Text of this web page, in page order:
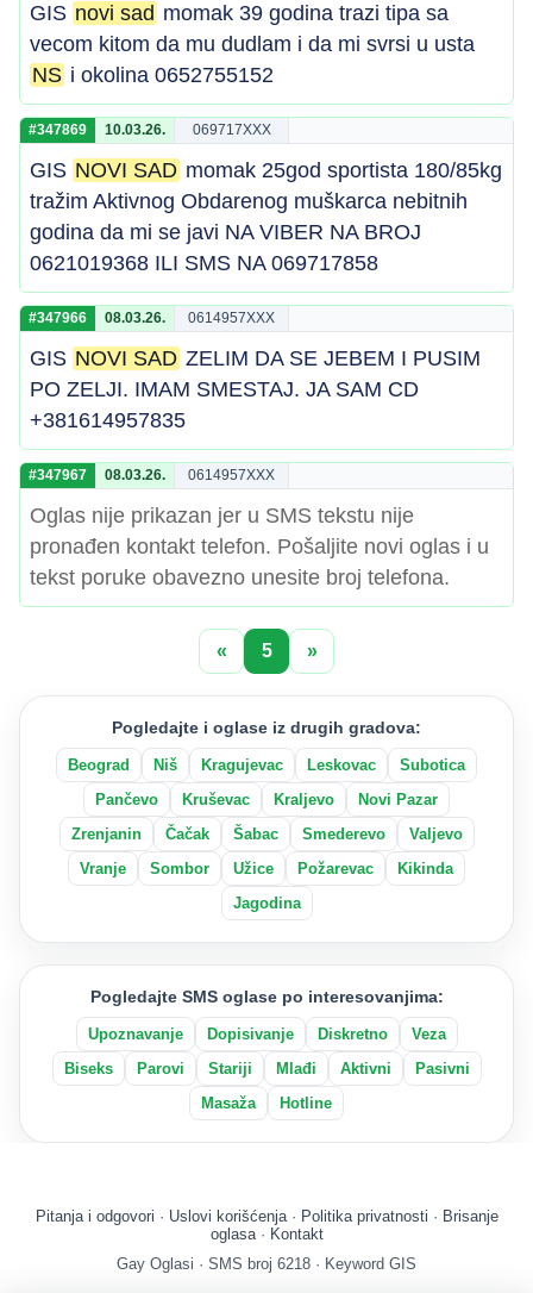
GIS novi sad momak 39 godina trazi tipa sa
vecom kitom da mu dudlam i da mi svrsi u usta
NS i okolina 0652755152
#347869 10.03.26. 069717XXX
GIS NOVI SAD momak 25god sportista 180/85kg
tražim Aktivnog Obdarenog muškarca nebitnih
godina da mi se javi NA VIBER NA BROJ
0621019368 ILI SMS NA 069717858
#347966 08.03.26. 0614957XXX
GIS NOVI SAD ZELIM DA SE JEBEM I PUSIM
PO ZELJI. IMAM SMESTAJ. JA SAM CD
+381614957835
#347967 08.03.26. 0614957XXX
Oglas nije prikazan jer u SMS tekstu nije
pronađen kontakt telefon. Pošaljite novi oglas i u
tekst poruke obavezno unesite broj telefona.
« 5 »
Pogledajte i oglase iz drugih gradova:
Beograd Niš Kragujevac Leskovac
Subotica
Pančevo
Kruševac Kraljevo
Novi Pazar
Zrenjanin
Čačak Šabac Smederevo
Valjevo
Vranje
Sombor Užice Požarevac
Kikinda
Jagodina
Pogledajte SMS oglase po interesovanjima:
Upoznavanje Dopisivanje Diskretno
Veza
Biseks
Parovi Stariji Mlađi Aktivni
Pasivni
Masaža
Hotline
Pitanja i odgovori · Uslovi korišćenja· Politika privatnosti · Brisanje
oglasa· Kontakt
Gay Oglasi · SMS broj 6218 · Keyword GIS